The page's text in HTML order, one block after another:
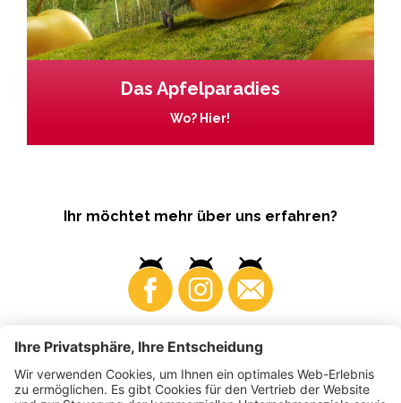
Das Apfelparadies
Wo? Hier!
Ihr möchtet mehr über uns erfahren?
Business Produzenten